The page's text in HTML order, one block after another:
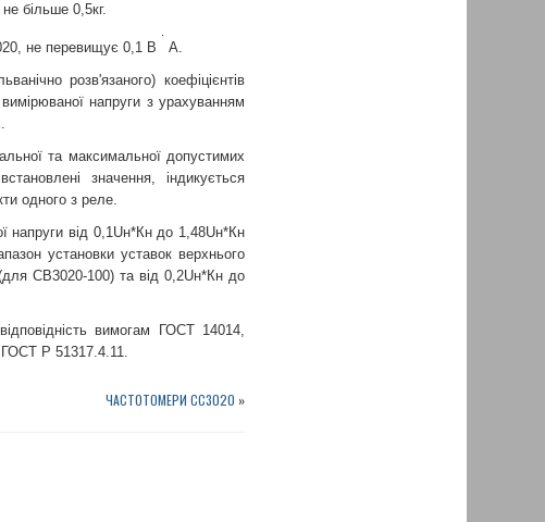
не більше 0,5кг.
не перевищує 0,1 В
A.
розв'язаного) коефіцієнтів
напруги з урахуванням
та максимальної допустимих
значення, індикується
одного з реле.
напруги від 0,1Uн*Кн до 1,48Uн*Кн
установки уставок верхнього
СВ3020-100) та від 0,2Uн*Кн до
вимогам ГОСТ 14014,
Р 51317.4.11.
ЧАСТОТОМЕРИ СС3020 »